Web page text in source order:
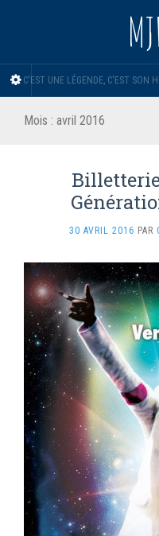
C'EST UNE LÉGENDE, C'EST SON
Mois : avril 2016
30 AVRIL 2016 PAR